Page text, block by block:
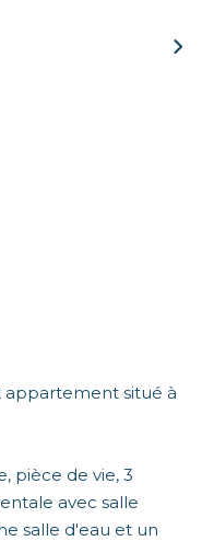
appartement situé à
pièce de vie, 3
avec salle
salle d'eau et un